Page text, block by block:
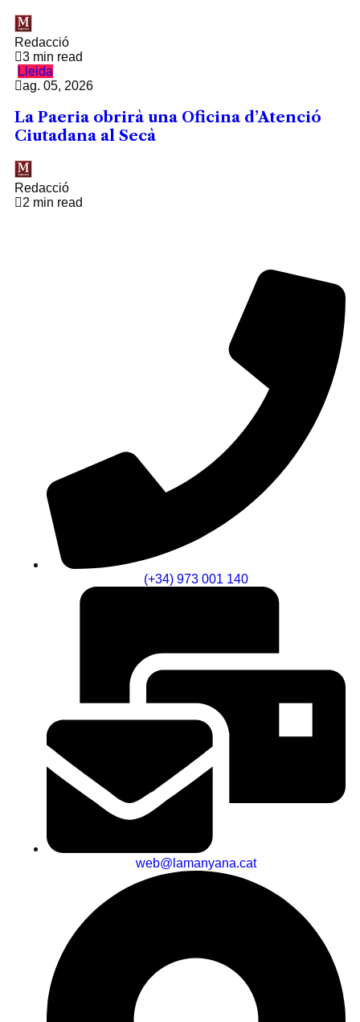
Redacció
3 min read
Lleida
ag. 05, 2026
La Paeria obrirà una Oficina d’Atenció
Ciutadana al Secà
Redacció
2 min read
(+34) 973 001 140
web@lamanyana.cat